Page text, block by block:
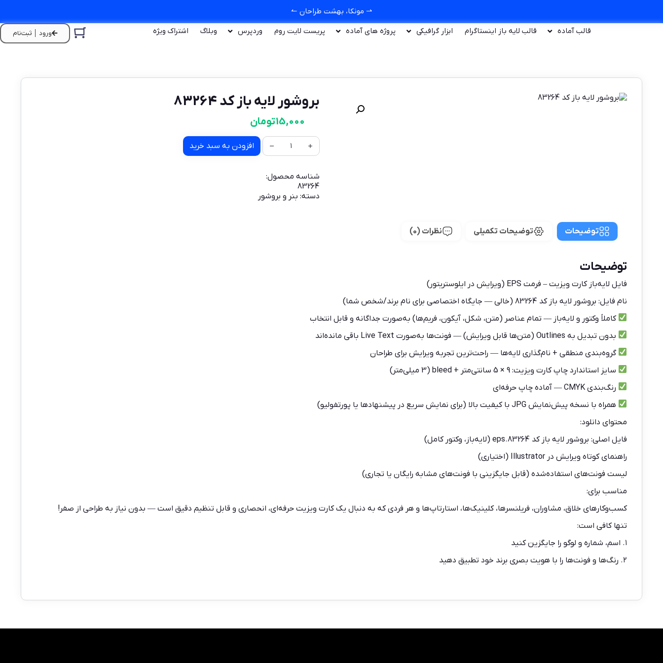
⇀ مونکا، بهشت طراحان ↼
قالب آماده
قالب لایه باز اینستاگرام ابزار گرافیکی پروژه های آماده پریست لایت روم وردپرس وبلاگ اشتراک ویژه ورود │ ثبت‌نام
بروشور لایه باز کد 83264
15,000تومان
افزودن به سبد خرید
شناسه محصول:
83264
دسته: بنر و بروشور
توضیحات توضیحات تکمیلی نظرات (0)
توضیحات
فایل لایه‌باز کارت ویزیت – فرمت EPS (ویرایش در ایلوستریتور)
نام فایل: بروشور لایه باز کد 83264 (خالی — جایگاه اختصاصی برای نام برند/شخص شما)
کاملاً وکتور و لایه‌باز — تمام عناصر (متن، شکل، آیکون، فریم‌ها) به‌صورت جداگانه و قابل انتخاب
بدون تبدیل به Outlines (متن‌ها قابل ویرایش) — فونت‌ها به‌صورت Live Text باقی مانده‌اند
گروه‌بندی منطقی + نام‌گذاری لایه‌ها — راحت‌ترین تجربه ویرایش برای طراحان
سایز استاندارد چاپ کارت ویزیت: 9 × 5 سانتی‌متر + bleed (3 میلی‌متر)
رنگ‌بندی CMYK — آماده چاپ حرفه‌ای
همراه با نسخه پیش‌نمایش JPG با کیفیت بالا (برای نمایش سریع در پیشنهادها یا پورتفولیو)
محتوای دانلود:
فایل اصلی: بروشور لایه باز کد 83264.eps (لایه‌باز، وکتور کامل)
راهنمای کوتاه ویرایش در Illustrator (اختیاری)
لیست فونت‌های استفاده‌شده (قابل جایگزینی با فونت‌های مشابه رایگان یا تجاری)
مناسب برای:
کسب‌وکارهای خلاق، مشاوران، فریلنسرها، کلینیک‌ها، استارتاپ‌ها و هر فردی که به دنبال یک کارت ویزیت حرفه‌ای، انحصاری و قابل تنظیم دقیق است — بدون نیاز به طراحی از صفر!
تنها کافی است:
۱. اسم، شماره و لوگو را جایگزین کنید
۲. رنگ‌ها و فونت‌ها را با هویت بصری برند خود تطبیق دهید